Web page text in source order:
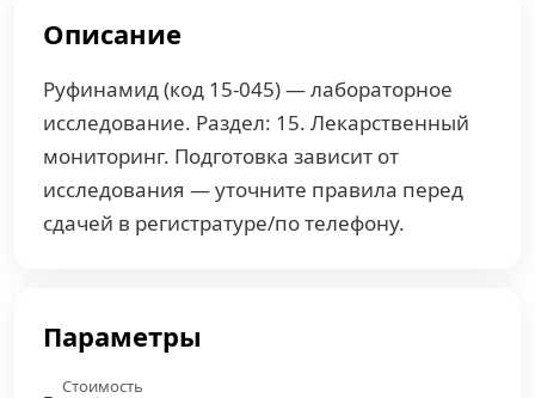
Описание
Руфинамид (код 15-045) — лабораторное
исследование. Раздел: 15. Лекарственный
мониторинг. Подготовка зависит от
исследования — уточните правила перед
сдачей в регистратуре/по телефону.
Параметры
Стоимость